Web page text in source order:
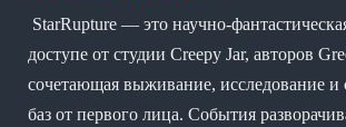
StarRupture — это научно-
доступе от студии Creepy Jar, авторов
сочетающая выживание, исследование и
баз от первого лица. События